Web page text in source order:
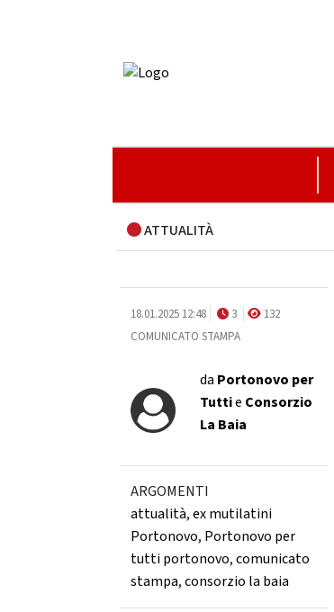
ATTUALITÀ
18.01.2025 12:48 3
132
COMUNICATO STAMPA
da Portonovo per
Tuttie Consorzio
La Baia
ARGOMENTI
attualità,ex mutilatini
Portonovo, Portonovo per
tutti portonovo,comunicato
stampa,consorzio la baia